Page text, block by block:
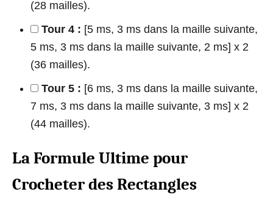
(28 mailles).
Tour 4 : [5 ms, 3 ms dans la maille suivante,
5 ms, 3 ms dans la maille suivante, 2 ms] x 2
(36 mailles).
Tour 5 : [6 ms, 3 ms dans la maille suivante,
7 ms, 3 ms dans la maille suivante, 3 ms] x 2
(44 mailles).
La Formule Ultime pour
Crocheter des Rectangles